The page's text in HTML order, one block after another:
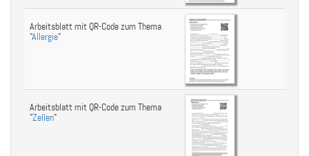
Arbeitsblatt mit QR-Code zum Thema
"Allergie"
Arbeitsblatt mit QR-Code zum Thema
"Zellen"